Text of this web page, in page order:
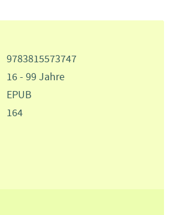
9783815573747
16 - 99 Jahre
EPUB
164